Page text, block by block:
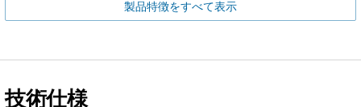
製品特徴をすべて表示
技術仕様